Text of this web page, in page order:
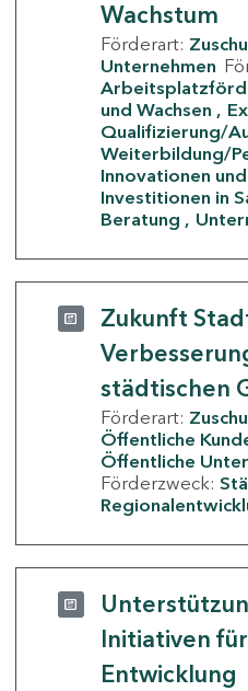
Wachstum
Förderart:
Unternehmen
und Wachsen
Qualifizierung/
Weiterbildung/
Innovationen
Investitionen in
Beratung
Zukunft
städtischen
Förderart:
Öffentliche
Öffentliche
Förderzweck:
Initiativen
Entwicklung